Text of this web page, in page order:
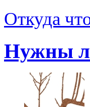
Откуда
Нужны